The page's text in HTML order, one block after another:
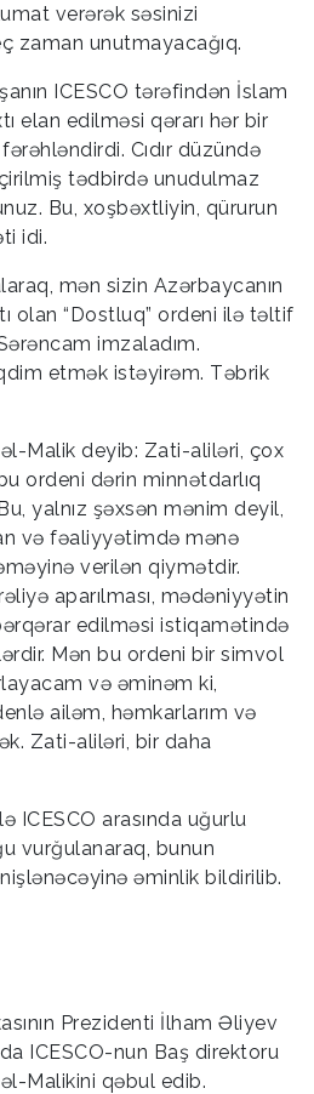
verərək səsinizi
zaman unutmayacağıq.
ICESCO tərəfindən İslam
elan edilməsi qərarı hər bir
Cıdır düzündə
tədbirdə unudulmaz
Bu, xoşbəxtliyin, qürurun
idi.
mən sizin Azərbaycanın
olan “Dostluq” ordeni ilə təltif
imzaladım.
etmək istəyirəm. Təbrik
Malik deyib: Zati-aliləri, çox
ordeni dərin minnətdarlıq
yalnız şəxsən mənim deyil,
və fəaliyyətimdə mənə
verilən qiymətdir.
aparılması, mədəniyyətin
edilməsi istiqamətində
Mən bu ordeni bir simvol
və əminəm ki,
ailəm, həmkarlarım və
Zati-aliləri, bir daha
ICESCO arasında uğurlu
vurğulanaraq, bunun
əminlik bildirilib.
Prezidenti İlham Əliyev
ICESCO-nun Baş direktoru
Malikini qəbul edib.